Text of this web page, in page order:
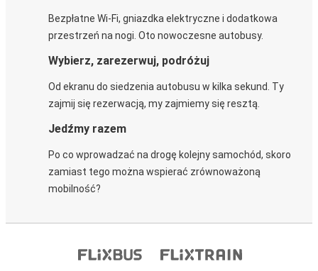
Bezpłatne Wi-Fi, gniazdka elektryczne i dodatkowa
przestrzeń na nogi. Oto nowoczesne autobusy.
Wybierz, zarezerwuj, podróżuj
Od ekranu do siedzenia autobusu w kilka sekund. Ty
zajmij się rezerwacją, my zajmiemy się resztą.
Jedźmy razem
Po co wprowadzać na drogę kolejny samochód, skoro
zamiast tego można wspierać zrównoważoną
mobilność?